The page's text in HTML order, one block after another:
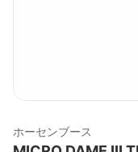
ホーセンブース